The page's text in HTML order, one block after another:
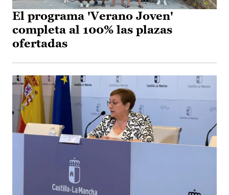
El programa 'Verano Joven'
completa al 100% las plazas
ofertadas